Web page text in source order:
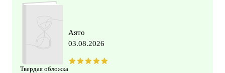
Твердая обложка
Аято
03.08.2026